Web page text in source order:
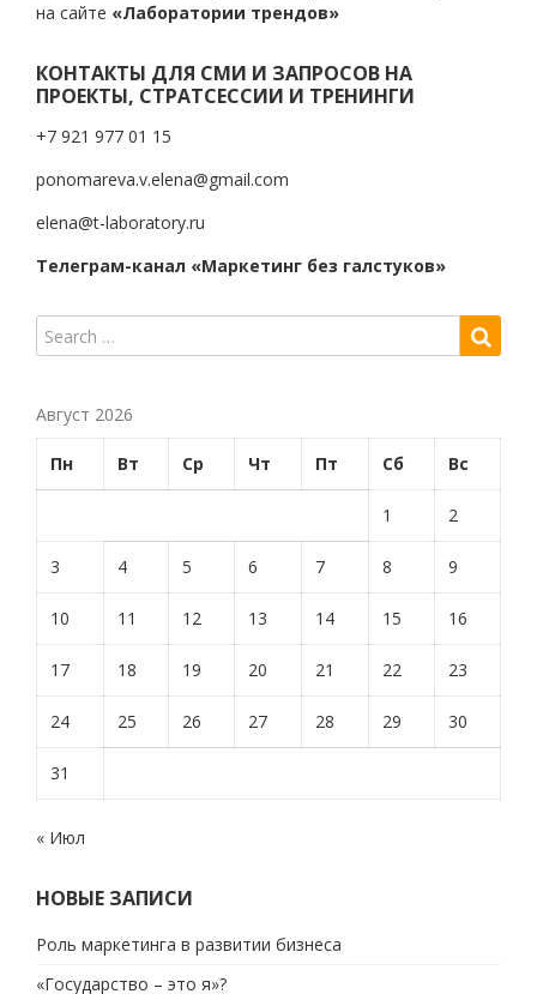
на сайте «Лаборатории трендов»
КОНТАКТЫ ДЛЯ СМИ И ЗАПРОСОВ НА
ПРОЕКТЫ, СТРАТСЕССИИ И ТРЕНИНГИ
+7 921 977 01 15
ponomareva.v.elena@gmail.com
elena@t-laboratory.ru
Телеграм-канал «Маркетинг без галстуков»
Август 2026
Пн Вт Ср Чт Пт Сб Вс
1 2
3 4 5 6 7 8 9
10 11 12 13 14 15 16
17 18 19 20 21 22 23
24 25 26 27 28 29 30
31
« Июл
НОВЫЕ ЗАПИСИ
Роль маркетинга в развитии бизнеса
«Государство – это я»?